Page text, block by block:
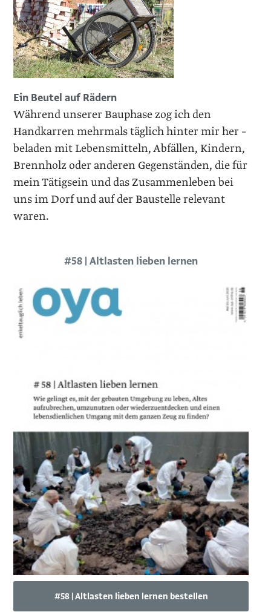
Ein Beutel auf Rädern
Während unserer Bauphase zog ich den
Handkarren mehrmals täglich hinter mir her –
beladen mit Lebensmitteln, Abfällen, Kindern,
Brennholz oder anderen Gegenständen, die für
mein Tätigsein und das Zusammenleben bei
uns im Dorf und auf der Baustelle relevant
waren.
#58 | Altlasten lieben lernen
#58 | Altlasten lieben lernen bestellen